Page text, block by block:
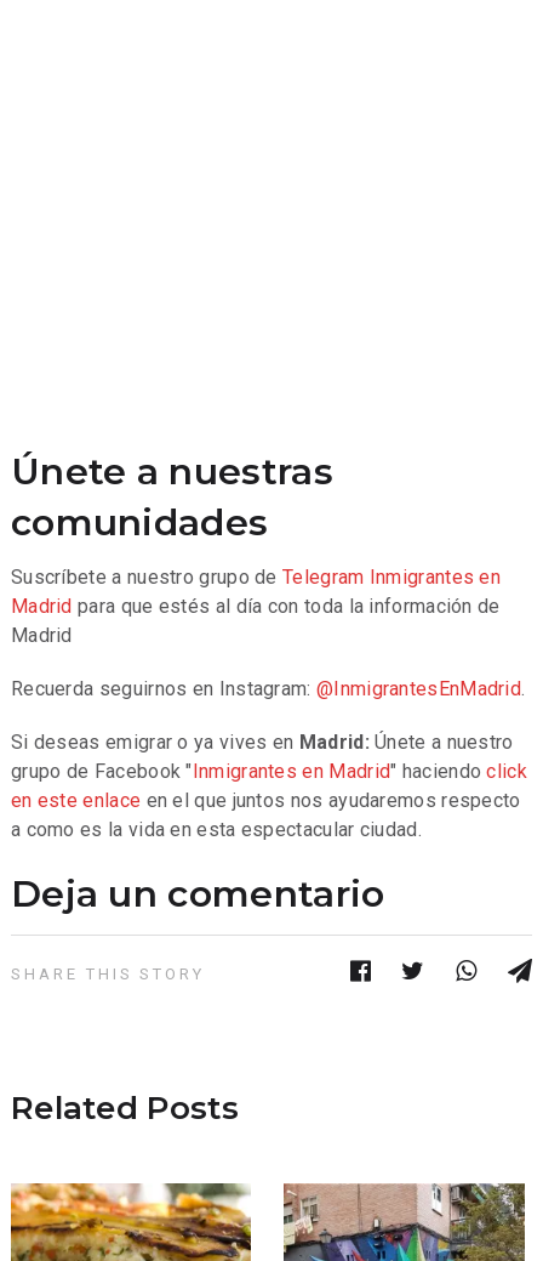
Únete a nuestras
comunidades
Suscríbete a nuestro grupo deTelegram Inmigrantes en
Madrid para que estés al día con toda la información de
Madrid
Recuerda seguirnos en Instagram: @InmigrantesEnMadrid.
Si deseas emigrar o ya vives en Madrid:Únete a nuestro
grupo de Facebook "Inmigrantes en Madrid" haciendoclick
en este enlace en el que juntos nos ayudaremos respecto
a como es la vida en esta espectacular ciudad.
Deja un comentario
SHARE THIS STORY
Related Posts